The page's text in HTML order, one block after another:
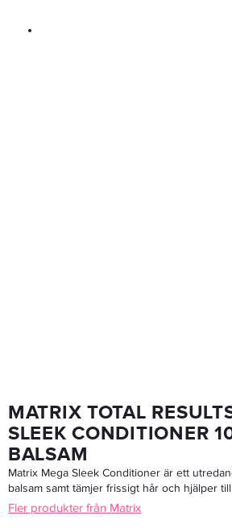
MATRIX TOTAL
SLEEK CONDITIONER
BALSAM
Matrix Mega Sleek Conditioner är ett
balsam samt tämjer frissigt hår och hjälper
Fler produkter från Matrix